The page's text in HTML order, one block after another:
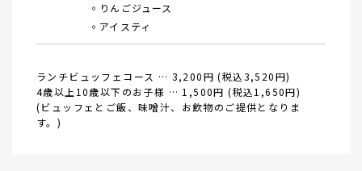
◦りんごジュース
◦アイスティ
ランチビュッフェコース … 3,200円(税込3,520円)
4歳以上10歳以下のお子様 … 1,500円(税込1,650円)
(ビュッフェとご飯、味噌汁、お飲物のご提供となりま
す。)